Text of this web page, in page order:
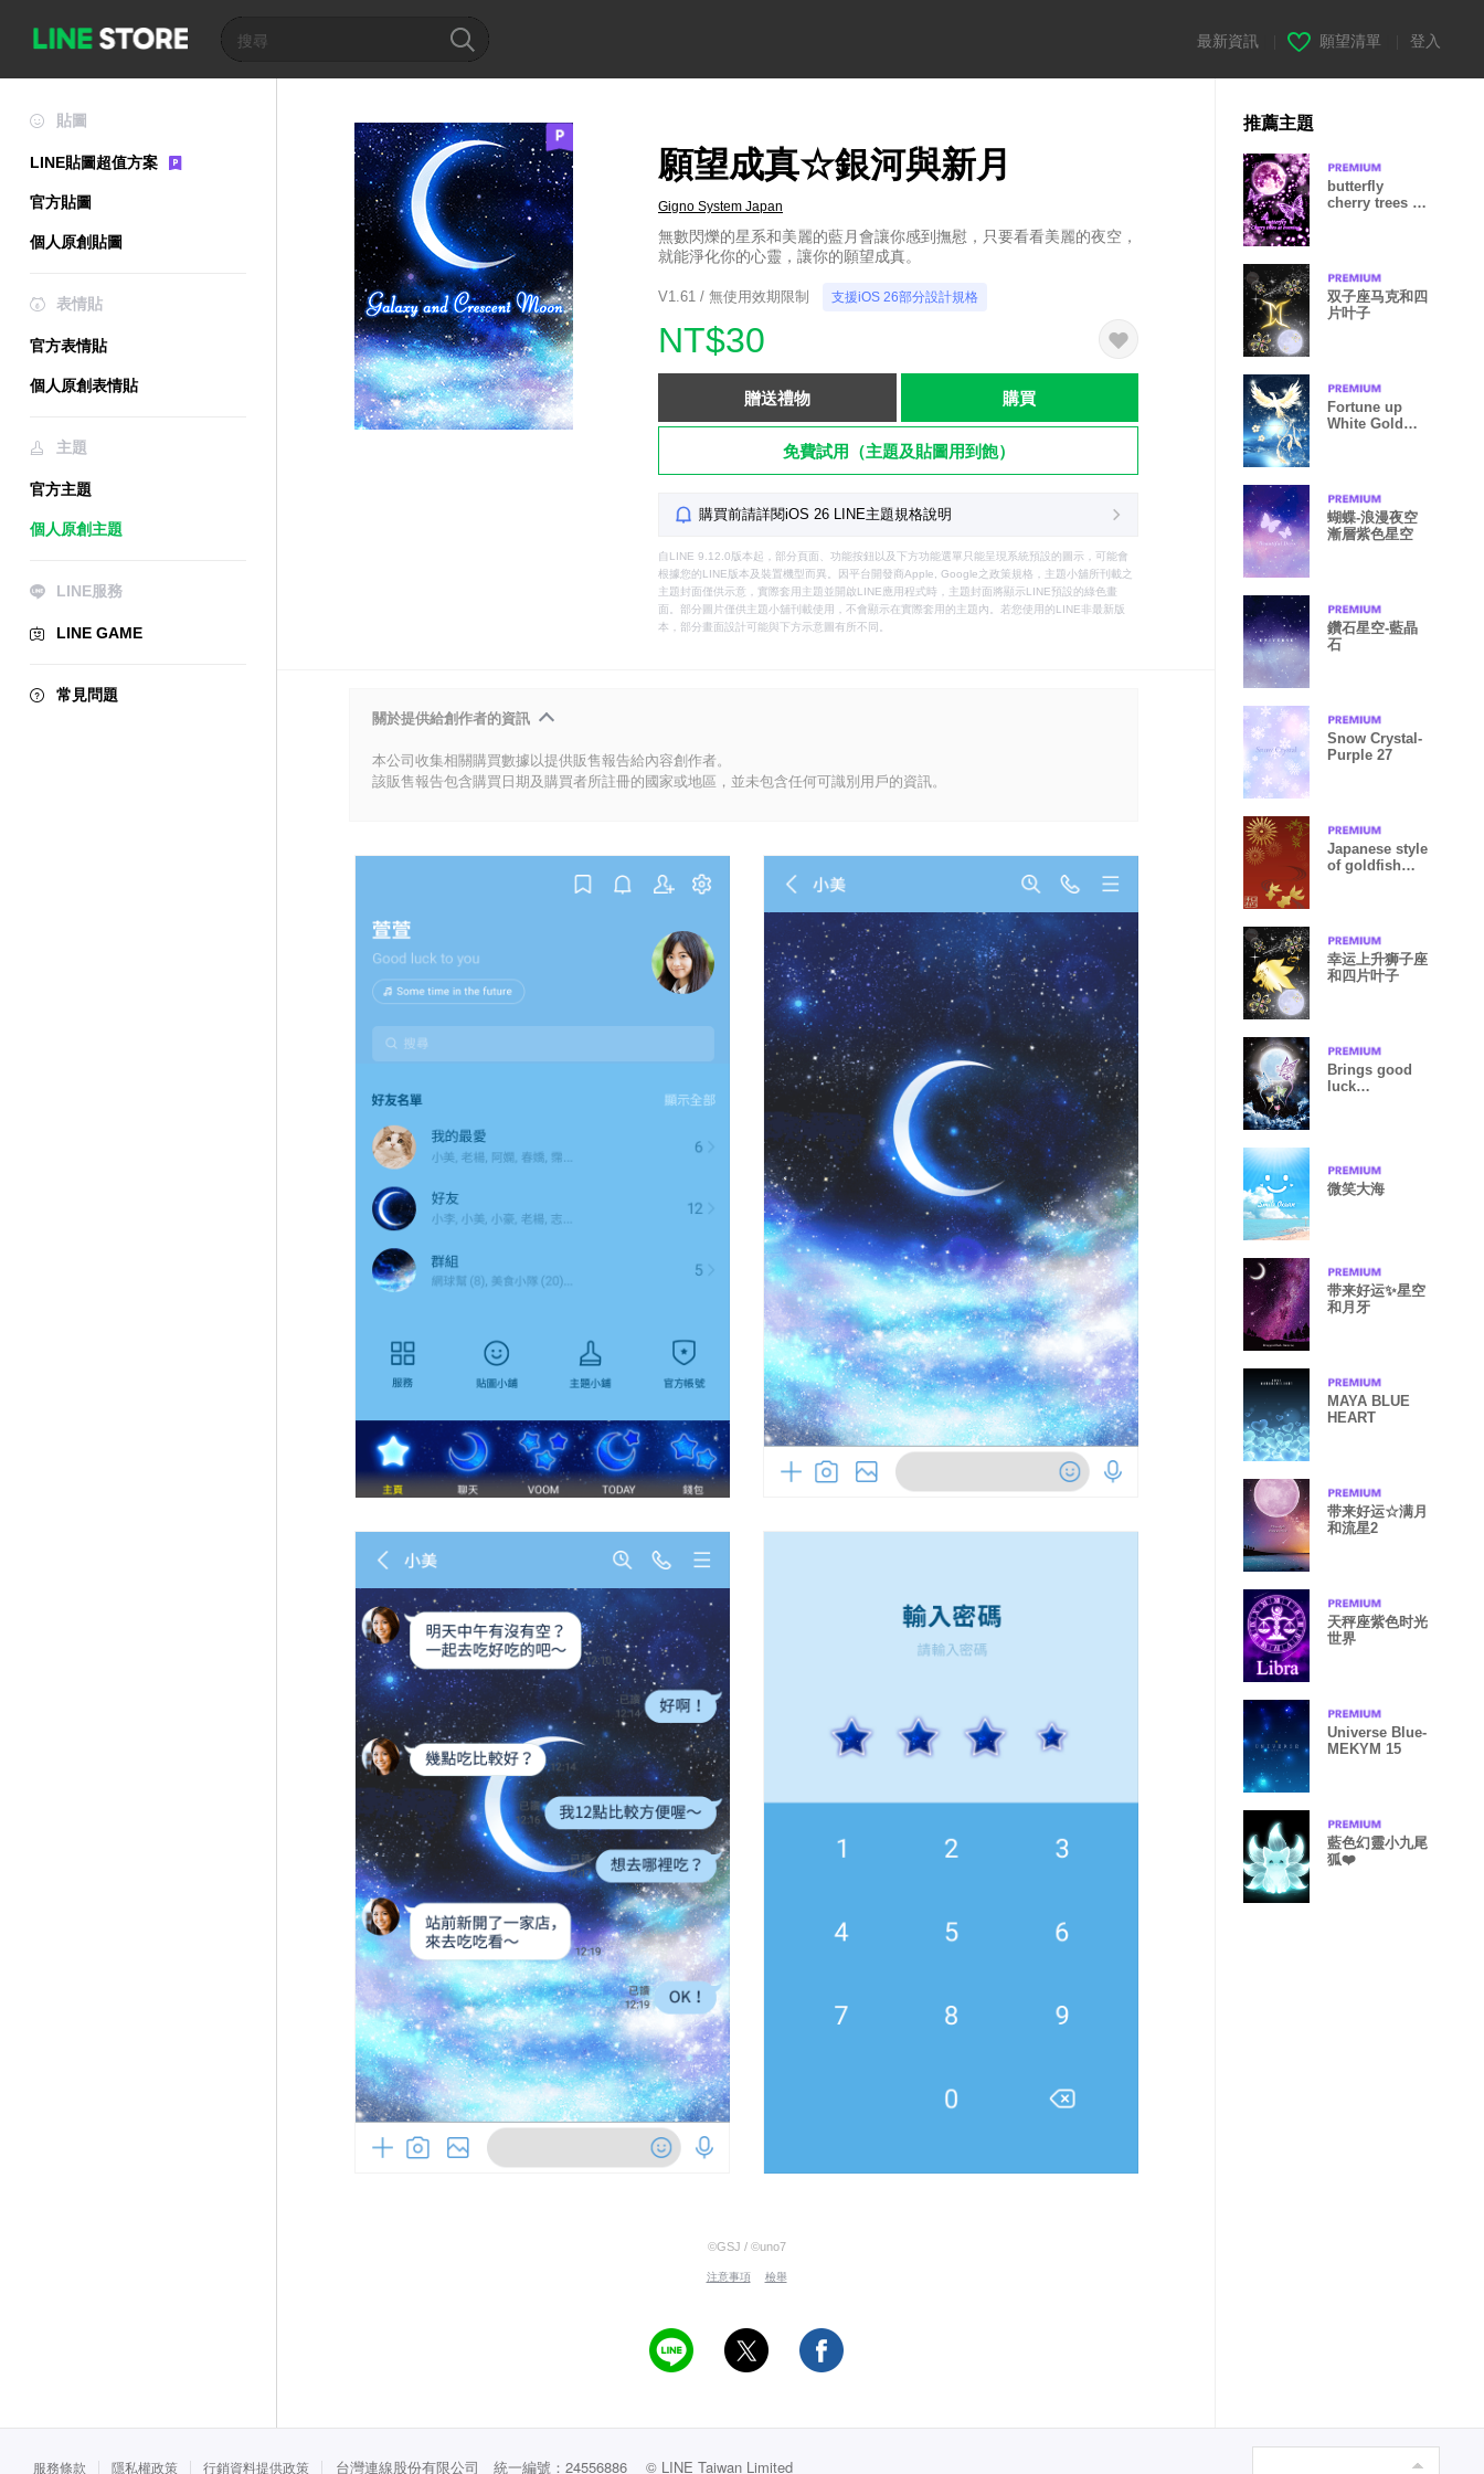
最新資訊 願望清單 登入
貼圖
LINE貼圖超值方案
官方貼圖
個人原創貼圖
表情貼
官方表情貼
個人原創表情貼
主題
官方主題
個人原創主題
LINE服務
LINE GAME
常見問題
願望成真☆銀河與新月
Gigno System Japan
無數閃爍的星系和美麗的藍月會讓你感到撫慰，只要看看美麗的夜空，
就能淨化你的心靈，讓你的願望成真。
V1.61 / 無使用效期限制 支援iOS 26部分設計規格
NT$30
贈送禮物 購買
免費試用（主題及貼圖用到飽）
購買前請詳閱iOS 26 LINE主題規格說明
自LINE 9.12.0版本起，部分頁面、功能按鈕以及下方功能選單只能呈現系統預設的圖示，可能會
根據您的LINE版本及裝置機型而異。因平台開發商Apple, Google之政策規格，主題小舖所刊載之
主題封面僅供示意，實際套用主題並開啟LINE應用程式時，主題封面將顯示LINE預設的綠色畫
面。部分圖片僅供主題小舖刊載使用，不會顯示在實際套用的主題內。若您使用的LINE非最新版
本，部分畫面設計可能與下方示意圖有所不同。
關於提供給創作者的資訊
本公司收集相關購買數據以提供販售報告給內容創作者。
該販售報告包含購買日期及購買者所註冊的國家或地區，並未包含任何可識別用戶的資訊。
©GSJ / ©uno7
注意事項 檢舉
推薦主題
butterfly
cherry trees at
双子座马克和四
片叶子
Fortune up
White Gold
蝴蝶-浪漫夜空
漸層紫色星空
鑽石星空-藍晶
石
Snow Crystal-
Purple 27
Japanese style
of goldfish
幸运上升狮子座
和四片叶子
Brings good
luck
微笑大海
带来好运✨星空
和月牙
MAYA BLUE
HEART
带来好运☆满月
和流星2
天秤座紫色时光
世界
Universe Blue-
MEKYM 15
藍色幻靈小九尾
狐❤️
服務條款 隱私權政策 行銷資料提供政策 台灣連線股份有限公司 統一編號：24556886 © LINE Taiwan Limited